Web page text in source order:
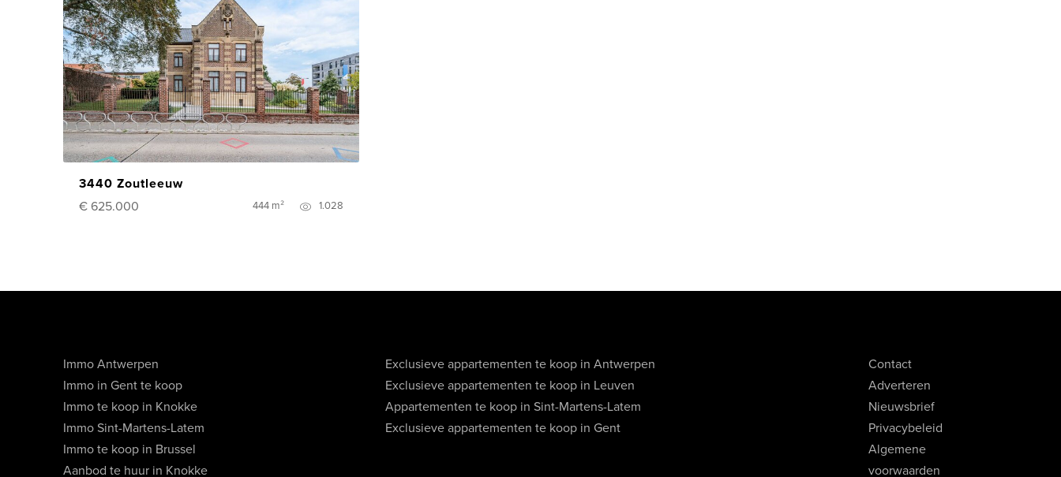
3440 Zoutleeuw
€ 625.000
444 m² 1.028
Immo Antwerpen
Immo in Gent te koop
Immo te koop in Knokke
Immo Sint-Martens-Latem
Immo te koop in Brussel
Aanbod te huur in Knokke
Exclusieve appartementen te koop in Antwerpen
Exclusieve appartementen te koop in Leuven
Appartementen te koop in Sint-Martens-Latem
Exclusieve appartementen te koop in Gent
Contact
Adverteren
Nieuwsbrief
Privacybeleid
Algemene
voorwaarden